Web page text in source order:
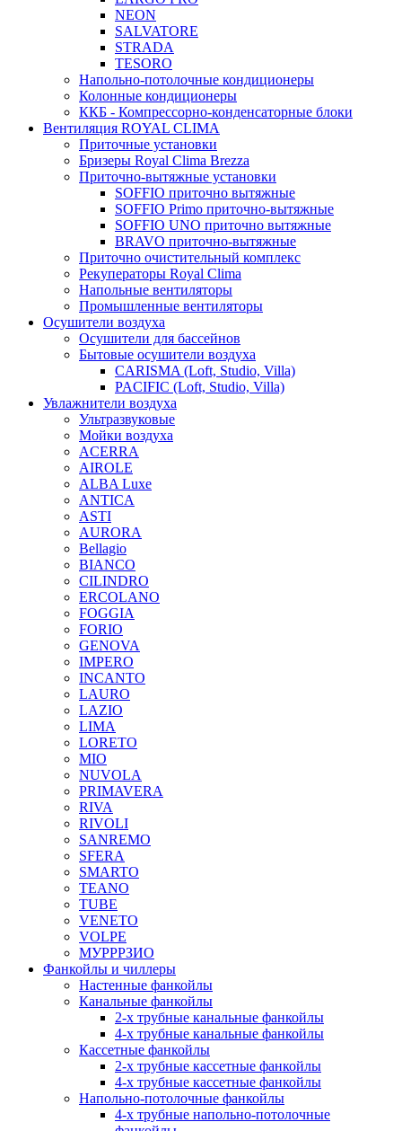
NEON
SALVATORE
STRADA
TESORO
Напольно-потолочные кондиционеры
Колонные кондиционеры
ККБ - Компрессорно-конденсаторные блоки
Вентиляция ROYAL CLIMA
Приточные установки
Бризеры Royal Clima Brezza
Приточно-вытяжные установки
SOFFIO приточно вытяжные
SOFFIO Primo приточно-вытяжные
SOFFIO UNO приточно вытяжные
BRAVO приточно-вытяжные
Приточно очистительный комплекс
Рекуператоры Royal Clima
Напольные вентиляторы
Промышленные вентиляторы
Осушители воздуха
Осушители для бассейнов
Бытовые осушители воздуха
CARISMA (Loft, Studio, Villa)
PACIFIC (Loft, Studio, Villa)
Увлажнители воздуха
Ультразвуковые
Мойки воздуха
ACERRA
AIROLE
ALBA Luxe
ANTICA
ASTI
AURORA
Bellagio
BIANCO
CILINDRO
ERCOLANO
FOGGIA
FORIO
GENOVA
IMPERO
INCANTO
LAURO
LAZIO
LIMA
LORETO
MIO
NUVOLA
PRIMAVERA
RIVA
RIVOLI
SANREMO
SFERA
SMARTO
TEANO
TUBE
VENETO
VOLPE
МУРРРЗИО
Фанкойлы и чиллеры
Настенные фанкойлы
Канальные фанкойлы
2-х трубные канальные фанкойлы
4-х трубные канальные фанкойлы
Кассетные фанкойлы
2-х трубные кассетные фанкойлы
4-х трубные кассетные фанкойлы
Напольно-потолочные фанкойлы
4-х трубные напольно-потолочные